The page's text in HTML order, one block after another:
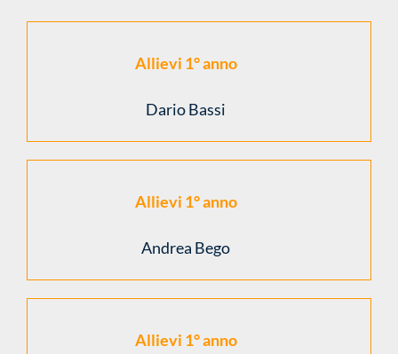
Allievi 1° anno
Dario Bassi
Allievi 1° anno
Andrea Bego
Allievi 1° anno